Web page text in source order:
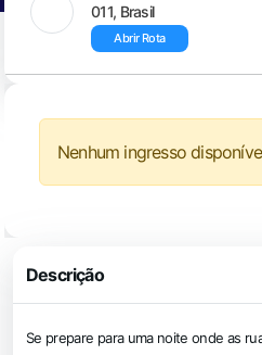
011, Brasil
Abrir Rota
Nenhum ingresso
Descrição
Se prepare para uma noite onde as